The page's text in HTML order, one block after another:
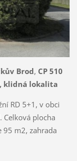
Brod, CP 510
klidná lokalita
RD 5+1, v obci
Celková plocha
95 m2, zahrada